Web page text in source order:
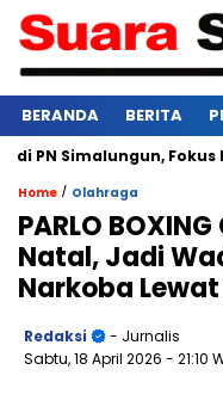
BERANDA BERITA
Simalungun, Fokus
Home / Olahraga
PARLO
Natal, Jadi
Narkoba
Redaksi
- Jurnalis
Sabtu, 18 April 2026 - 21:10